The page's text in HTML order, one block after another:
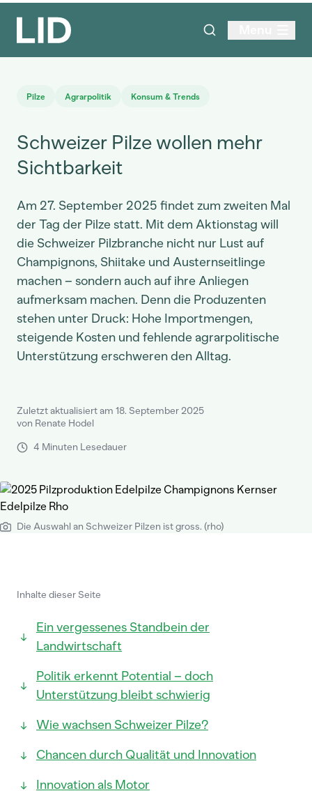
Pilze Agrarpolitik Konsum & Trends
Schweizer Pilze wollen mehr
Sichtbarkeit
Am 27. September 2025 findet zum zweiten Mal
der Tag der Pilze statt. Mit dem Aktionstag will
die Schweizer Pilzbranche nicht nur Lust auf
Champignons, Shiitake und Austernseitlinge
machen – sondern auch auf ihre Anliegen
aufmerksam machen. Denn die Produzenten
stehen unter Druck: Hohe Importmengen,
steigende Kosten und fehlende agrarpolitische
Unterstützung erschweren den Alltag.
Zuletzt aktualisiert am 18. September 2025
von Renate Hodel
4 Minuten Lesedauer
Die Auswahl an Schweizer Pilzen ist gross. (rho)
Inhalte dieser Seite
Ein vergessenes Standbein der
Landwirtschaft
Politik erkennt Potential – doch
Unterstützung bleibt schwierig
Wie wachsen Schweizer Pilze?
Chancen durch Qualität und Innovation
Innovation als Motor